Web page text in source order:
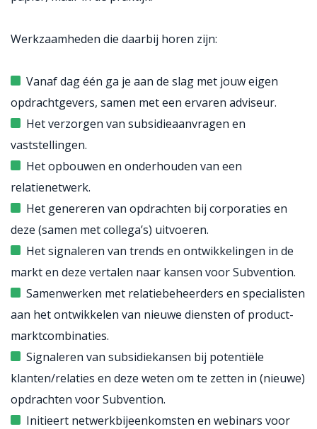
Werkzaamheden die daarbij horen zijn:
Vanaf dag één ga je aan de slag met jouw eigen
opdrachtgevers, samen met een ervaren adviseur.
Het verzorgen van subsidieaanvragen en
vaststellingen.
Het opbouwen en onderhouden van een
relatienetwerk.
Het genereren van opdrachten bij corporaties en
deze (samen met collega’s) uitvoeren.
Het signaleren van trends en ontwikkelingen in de
markt en deze vertalen naar kansen voor Subvention.
Samenwerken met relatiebeheerders en specialisten
aan het ontwikkelen van nieuwe diensten of product-
marktcombinaties.
Signaleren van subsidiekansen bij potentiële
klanten/relaties en deze weten om te zetten in (nieuwe)
opdrachten voor Subvention.
Initieert netwerkbijeenkomsten en webinars voor